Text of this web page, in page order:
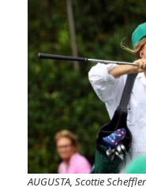
AUGUSTA, Scottie